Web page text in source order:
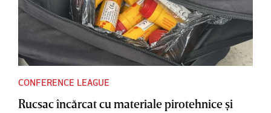
CONFERENCE LEAGUE
Rucsac încărcat cu materiale pirotehnice şi